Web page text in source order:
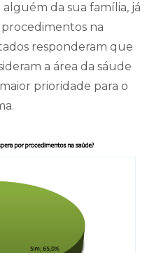
alguém da sua família, já
na
responderam que
a área da sáude
prioridade para o